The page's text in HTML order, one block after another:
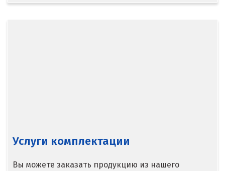
Ставрополь
Таватуй
Тамбов
Услуги комплектации
Вы можете заказать продукцию из нашего